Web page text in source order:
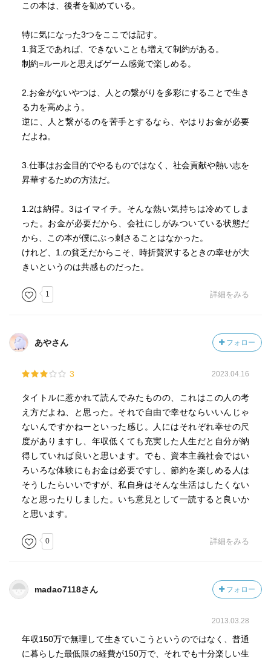
この本は、後者を勧めている。
特に気になった3つをここでは記す。
1.貧乏であれば、できないことも増えて制約がある。
制約=ルールと思えばゲーム感覚で楽しめる。
2.お金がないやつは、人との繋がりを多彩にすることで生き
る力を高めよう。
逆に、人と繋がるのを苦手とするなら、やはりお金が必要
だよね。
3.仕事はお金目的でやるものではなく、社会貢献や熱い志を
昇華するための方法だ。
1.2は納得。3はイマイチ。そんな熱い気持ちは冷めてしま
った。お金が必要だから、会社にしがみついている状態だ
から、この本が僕にぶっ刺さることはなかった。
けれど、1.の貧乏だからこそ、時折贅沢するときの幸せが大
きいというのは共感ものだった。
1 詳細をみる
あやさん フォロー
3 2023.04.16
タイトルに惹かれて読んでみたものの、これはこの人の考
え方だよね、と思った。それで自由で幸せならいいんじゃ
ないんですかねーといった感じ。人にはそれぞれ幸せの尺
度がありますし、年収低くても充実した人生だと自分が納
得していれば良いと思います。でも、資本主義社会ではい
ろいろな体験にもお金は必要ですし、節約を楽しめる人は
そうしたらいいですが、私自身はそんな生活はしたくない
なと思ったりしました。いち意見として一読すると良いか
と思います。
0 詳細をみる
madao7118さん フォロー
2013.03.28
年収150万で無理して生きていこうというのではなく、普通
に暮らした最低限の経費が150万で、それでも十分楽しい生